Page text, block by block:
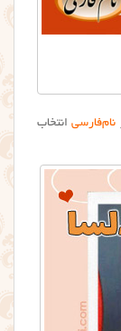
نام‌فارسیانتخاب